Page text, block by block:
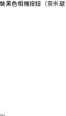
黑色相機按鈕（奈米碳